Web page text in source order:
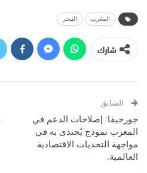
المغرب النيجر
شارك
السابق
جورجيفا: إصلاحات الدعم في
المغرب نموذج يُحتذى به في
مواجهة التحديات الاقتصادية
العالمية.